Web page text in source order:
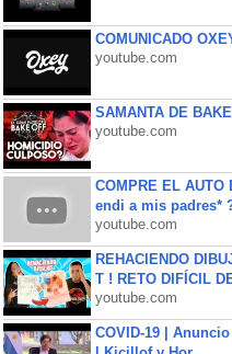
COMUNICADO
youtube.com
SAMANTA DE
youtube.com
COMPRE EL AUTO
endi a mis padres*
youtube.com
REHACIENDO
T ! RETO DIFÍCIL
youtube.com
COVID-19 |